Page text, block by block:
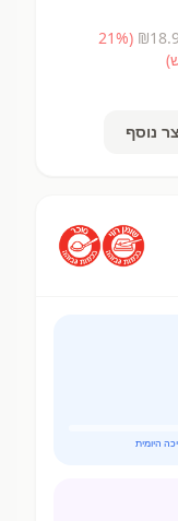
(
21%
נוסף